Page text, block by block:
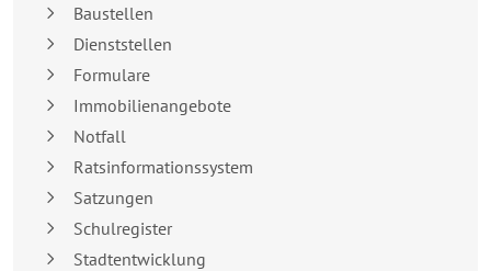
Baustellen
Dienststellen
Formulare
Immobilienangebote
Notfall
Ratsinformationssystem
Satzungen
Schulregister
Stadtentwicklung